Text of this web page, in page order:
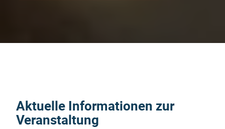
Aktuelle Informationen zur
Veranstaltung